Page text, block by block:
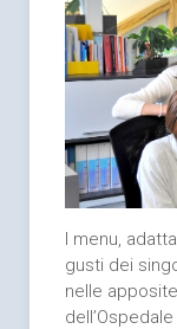
I menu,
gusti dei
nelle